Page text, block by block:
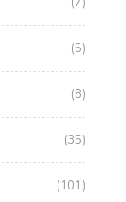
(5)
(8)
(35)
(101)